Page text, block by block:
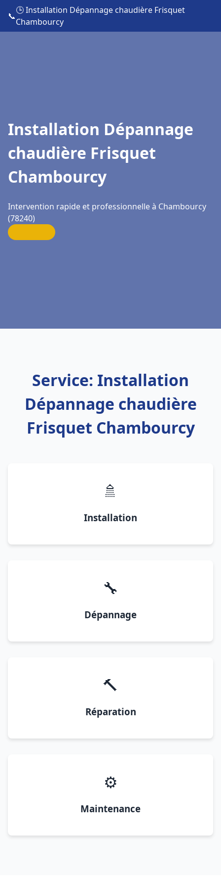
📞
🕒 Installation Dépannage chaudière Frisquet
Chambourcy
Installation Dépannage
chaudière Frisquet
Chambourcy
Intervention rapide et professionnelle à Chambourcy
(78240)
Service: Installation
Dépannage chaudière
Frisquet Chambourcy
🚿
Installation
🔧
Dépannage
🔨
Réparation
⚙️
Maintenance